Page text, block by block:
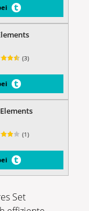
(3)
(1)
Set